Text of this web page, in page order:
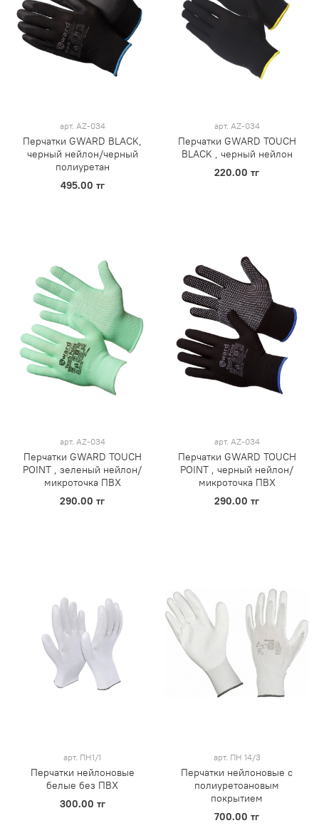
арт. AZ-034
Перчатки GWARD BLACK,
черный нейлон/черный
полиуретан
495.00 тг
арт. AZ-034
Перчатки GWARD TOUCH
BLACK , черный нейлон
220.00 тг
арт. AZ-034
Перчатки GWARD TOUCH
POINT , зеленый нейлон/
микроточка ПВХ
290.00 тг
арт. AZ-034
Перчатки GWARD TOUCH
POINT , черный нейлон/
микроточка ПВХ
290.00 тг
арт. ПН1/1
Перчатки нейлоновые
белые без ПВХ
300.00 тг
арт. ПН 14/3
Перчатки нейлоновые с
полиуретоановым
покрытием
700.00 тг